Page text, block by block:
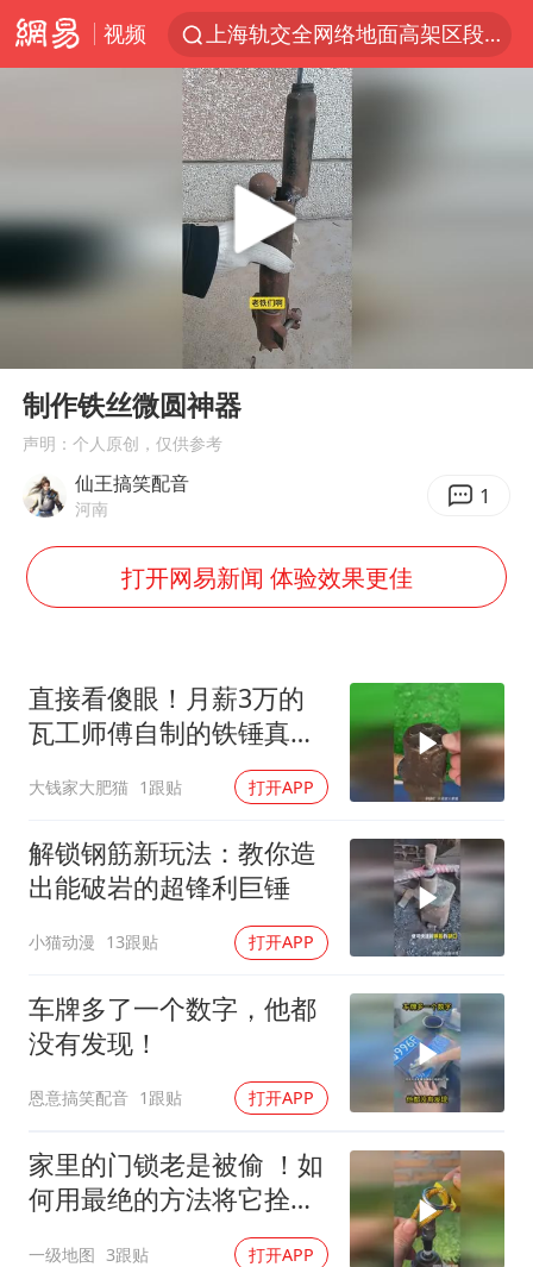
视频
上海轨交全网络地面高架区段限速运行
白海豚逼近浙闽沿海
拜登前列腺癌恶化
上海暴雨红色预警
“伊斯兰版北约”出现
武契奇会见泽连斯基有何意图
上海大部迎大暴雨
台铃电动车仅骑一年就断电趴窝
方桃子代言广告视频已下架
构建更高水平的全民健身公共服务体系
Play
制作铁丝微圆神器
声明：个人原创，仅供参考
仙王搞笑配音
河南 1
打开网易新闻 体验效果更佳
直接看傻眼！月薪3万的
瓦工师傅自制的铁锤真的
大钱家大肥猫 1跟贴 打开APP
解锁钢筋新玩法：教你造
出能破岩的超锋利巨锤
小猫动漫 13跟贴 打开APP
车牌多了一个数字，他都
没有发现！
恩意搞笑配音 1跟贴 打开APP
家里的门锁老是被偷 ！如
何用最绝的方法将它拴起
一级地图 3跟贴 打开APP